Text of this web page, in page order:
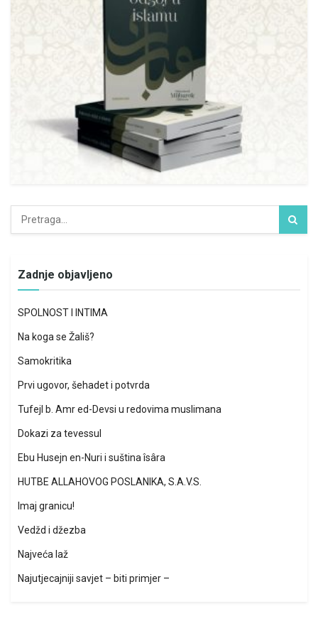
Zadnje objavljeno
SPOLNOST I INTIMA
Na koga se Žališ?
Samokritika
Prvi ugovor, šehadet i potvrda
Tufejl b. Amr ed-Devsi u redovima muslimana
Dokazi za tevessul
Ebu Husejn en-Nuri i suština îsâra
HUTBE ALLAHOVOG POSLANIKA, S.A.V.S.
Imaj granicu!
Vedžd i džezba
Najveća laž
Najutjecajniji savjet – biti primjer –